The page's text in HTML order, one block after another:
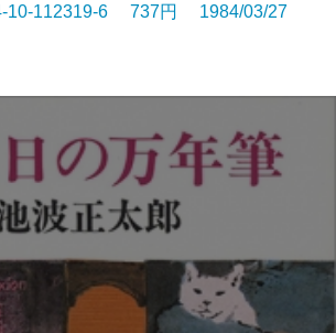
10-112319-6 737円 1984/03/27